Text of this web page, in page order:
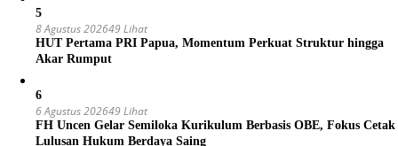
5
8 Agustus 202649 Lihat
HUT Pertama PRI Papua, Momentum Perkuat Struktur hingga
Akar Rumput
6
6 Agustus 202649 Lihat
FH Uncen Gelar Semiloka Kurikulum Berbasis OBE, Fokus Cetak
Lulusan Hukum Berdaya Saing